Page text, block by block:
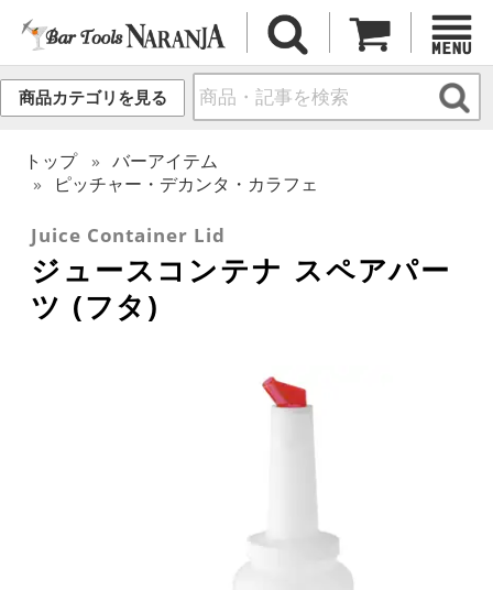
商品カテゴリを見る
トップ
バーアイテム
ピッチャー・デカンタ・カラフェ
Juice Container Lid
ジュースコンテナ スペアパー
ツ (フタ)